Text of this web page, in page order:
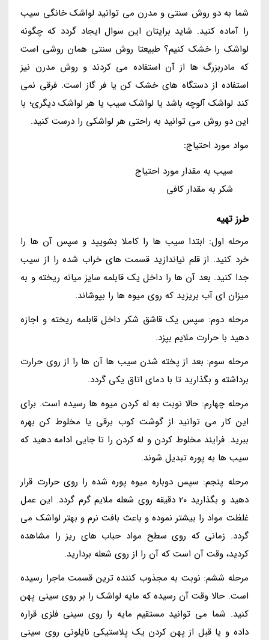
شما به دو روش سنتی و مدرن می توانید لواشک خانگی سیب
را آماده کنید. شاید برایتان این سوال ایجاد گردد که چگونه
لواشک را خشک کنیم؟ طبیعتا روش سنتی همان روشی است
که مادربزرگ ها از آن استفاده می کردند و روش مدرن نیز
استفاده از دستگاه های خشک کن یا فر گاز است. فرقی نمی
کند لواشک آلوچه باشد یا لواشک سیب یا هر لواشک دیگری؛ با
این دو روش می توانید به راحتی هر لواشکی را درست کنید.
مواد مورد احتیاج:
سیب به مقدار مورد احتیاج
شکر به مقدار کافی
طرز تهیه
مرحله اول: ابتدا سیب ها را کاملا بشویید و سپس آن ها را
خرد کنید. از قلم نیاندازید قسمت های خراب شده را از سیب
جدا کنید. بعد آن ها را داخل یک قابلمه سایز میانه ریخته و به
میزان ای آب بریزید که روی میوه ها را بپوشاند.
مرحله دوم: سپس یک قاشق شکر داخل قابلمه ریخته و اجازه
دهید با حرارت ملایم بپزد.
مرحله سوم: بعد از پخته شدن سیب ها آن ها را از روی حرارت
برداشته و بگذارید تا با دمای اتاق یکی گردد.
مرحله چهارم: حالا نوبت به له کردن میوه ها رسیده است. برای
این کار می توانید از گوشت کوب برقی یا مخلوط کن بهره
ببرید. فرایند مخلوط کردن و له کردن را تا جایی ادامه دهید که
سیب ها به پوره تبدیل شوند.
مرحله پنجم: سپس دوباره میوه پوره شده را روی حرارت قرار
دهید و بگذارید 20 دقیقه روی شعله ملایم گرم گردد. این عمل
غلظت مواد را بیشتر نموده و باعث بافت نرم و بهتر لواشک می
گردد. زمانی که روی سطح مواد حباب های ریز را مشاهده
کردید، وقت آن است که آن را از روی شعله بردارید.
مرحله ششم: نوبت به مجذوب کننده ترین قسمت ماجرا رسیده
است. حالا وقت آن رسیده که مایه لواشک را بر روی سینی پهن
کنید. شما می توانید مستقیم مایه را روی سینی فلزی قراره
داده و یا قبل از پهن کردن یک پلاستیکی نایلونی روی سینی